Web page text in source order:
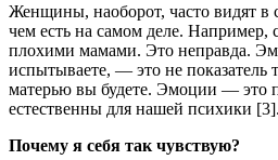
Женщины, наоборот, часто видят в
чем есть на самом деле. Например,
плохими мамами. Это неправда.
испытываете, — это не показатель
матерью вы будете. Эмоции — это
естественны для нашей психики [3].
Почему я себя так чувствую?